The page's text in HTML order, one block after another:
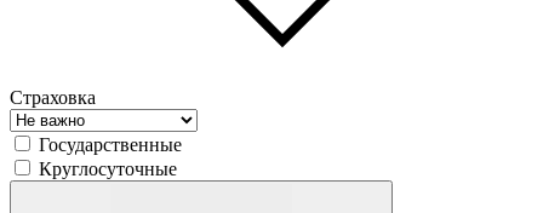
Страховка
Государственные
Круглосуточные